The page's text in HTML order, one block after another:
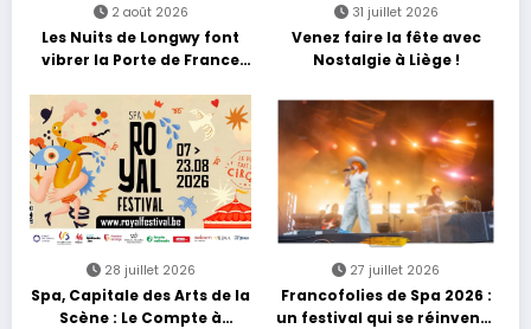
2 août 2026
Les Nuits de Longwy font
vibrer la Porte de France
découvertes et énergie
reggae
31 juillet 2026
Venez faire la fête avec
Nostalgie à Liège !
28 juillet 2026
Spa, Capitale des Arts de la
Scène : Le Compte à
27 juillet 2026
Francofolies de Spa 2026 :
un festival qui se réinvente